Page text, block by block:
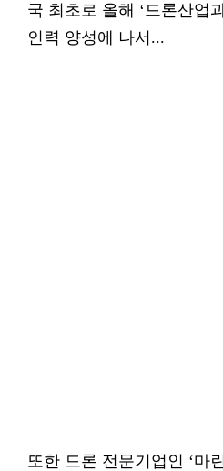
국 최초로 올해 ‘드론산업
인력 양성에 나서...
또한 드론 전문기업인 ‘마